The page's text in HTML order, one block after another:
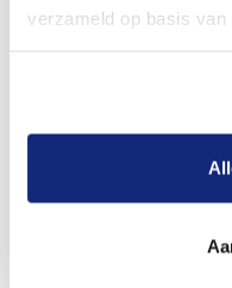
verzameld op basis van